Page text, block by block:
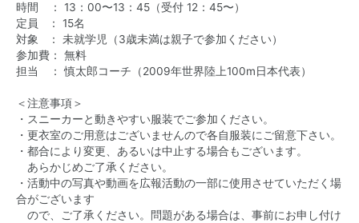
時間 ： 13：00〜13：45（受付 12：45〜）
定員 ： 15名
対象 ： 未就学児（3歳未満は親子で参加ください）
参加費： 無料
担当 ： 慎太郎コーチ（2009年世界陸上100m日本代表）
＜注意事項＞
・スニーカーと動きやすい服装でご参加ください。
・更衣室のご用意はございませんので各自服装にご留意下さい。
・都合により変更、あるいは中止する場合もございます。
あらかじめご了承ください。
・活動中の写真や動画を広報活動の一部に使用させていただく場
合がございます
ので、ご了承ください。問題がある場合は、事前にお申し付け